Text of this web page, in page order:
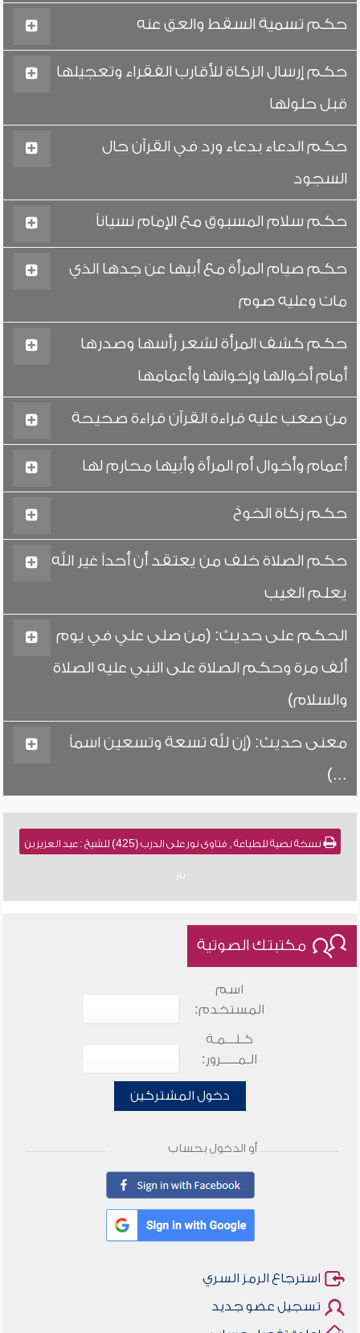
حكم تسمية السقط والعق عنه
حكم إرسال الزكاة للأقارب الفقراء وتعجيلها
قبل حلولها
حكم الدعاء بدعاء ورد في القرآن حال
السجود
حكم سلام المسبوق مع الإمام نسياناً
حكم صيام المرأة مع أبيها عن جدها الذي
مات وعليه صوم
حكم كشف المرأة لشعر رأسها وصدرها
أمام أخوالها وإخوانها وأعمامها
من صعب عليه قراءة القرآن قراءة صحيحة
أعمام وأخوال أم المرأة وأبيها محارم لها
حكم زكاة الخوخ
حكم الصلاة خلف من يعتقد أن أحداً غير الله
يعلم الغيب
الحكم على حديث: (من صلى علي في يوم
ألف مرة وحكم الصلاة على النبي عليه الصلاة
والسلام)
معنى حديث: (إن لله تسعة وتسعين اسماً
...)
نسخة نصية للطباعة , فتاوى نور على الدرب (425) للشيخ : عبد العزيز بن
باز
مكتبتك الصوتية
اسم
المستخدم:
كـلـــمـة
الـمـــــرور:
دخول المشتركين
أو الدخول بحساب
استرجاع الرمز السري
تسجيل عضو جديد